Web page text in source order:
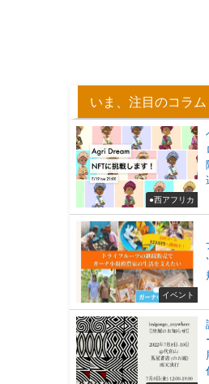
いま、注目のコラム
●西アフリカ
イベント